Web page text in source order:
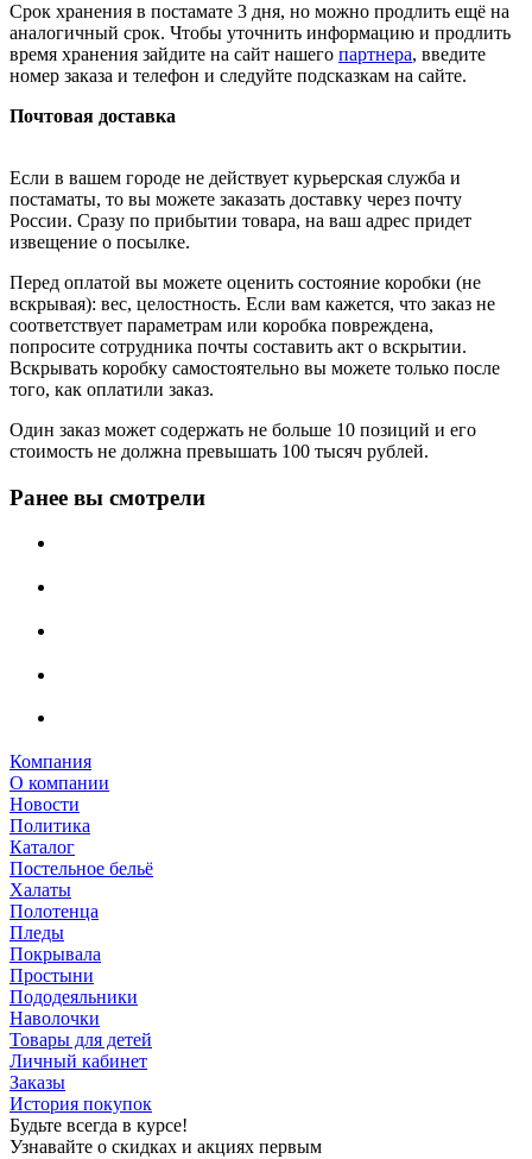
Срок хранения в постамате 3 дня, но можно продлить ещё на
аналогичный срок. Чтобы уточнить информацию и продлить
время хранения зайдите на сайт нашего партнера, введите
номер заказа и телефон и следуйте подсказкам на сайте.
Почтовая доставка
Если в вашем городе не действует курьерская служба и
постаматы, то вы можете заказать доставку через почту
России. Сразу по прибытии товара, на ваш адрес придет
извещение о посылке.
Перед оплатой вы можете оценить состояние коробки (не
вскрывая): вес, целостность. Если вам кажется, что заказ не
соответствует параметрам или коробка повреждена,
попросите сотрудника почты составить акт о вскрытии.
Вскрывать коробку самостоятельно вы можете только после
того, как оплатили заказ.
Один заказ может содержать не больше 10 позиций и его
стоимость не должна превышать 100 тысяч рублей.
Ранее вы смотрели
Компания
О компании
Новости
Политика
Каталог
Постельное бельё
Халаты
Полотенца
Пледы
Покрывала
Простыни
Пододеяльники
Наволочки
Товары для детей
Личный кабинет
Заказы
История покупок
Будьте всегда в курсе!
Узнавайте о скидках и акциях первым